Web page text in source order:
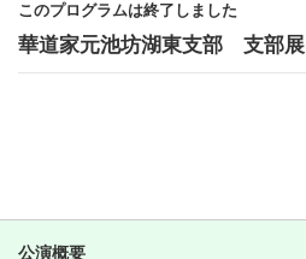
このプログラムは終了しました
華道家元池坊湖東支部 支部展
公演概要